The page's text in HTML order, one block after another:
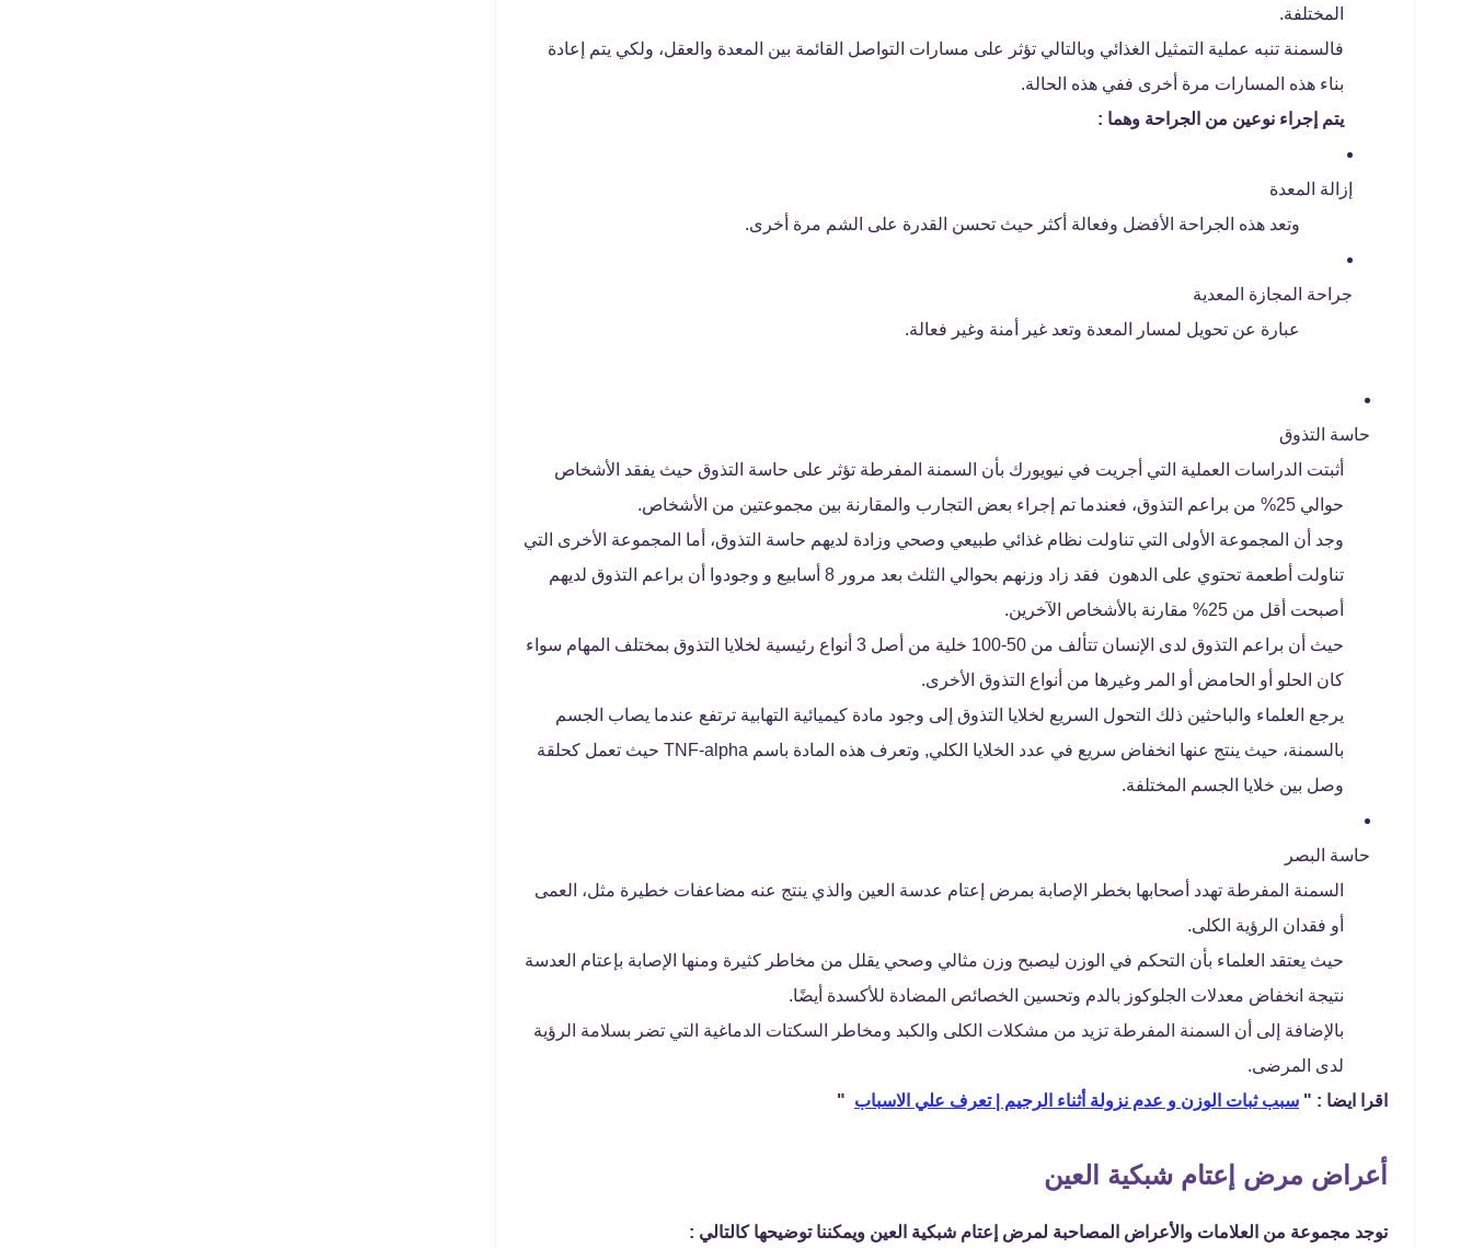
المختلفة.
فالسمنة تنبه عملية التمثيل الغذائي وبالتالي تؤثر على مسارات التواصل القائمة بين المعدة والعقل، ولكي يتم إعادة
بناء هذه المسارات مرة أخرى ففي هذه الحالة.
يتم إجراء نوعين من الجراحة وهما :
إزالة المعدة
وتعد هذه الجراحة الأفضل وفعالة أكثر حيث تحسن القدرة على الشم مرة أخرى.
جراحة المجازة المعدية
عبارة عن تحويل لمسار المعدة وتعد غير أمنة وغير فعالة.
حاسة التذوق
أثبتت الدراسات العملية التي أجريت في نيويورك بأن السمنة المفرطة تؤثر على حاسة التذوق حيث يفقد الأشخاص
حوالي 25% من براعم التذوق، فعندما تم إجراء بعض التجارب والمقارنة بين مجموعتين من الأشخاص.
وجد أن المجموعة الأولى التي تناولت نظام غذائي طبيعي وصحي وزادة لديهم حاسة التذوق، أما المجموعة الأخرى التي
تناولت أطعمة تحتوي على الدهون فقد زاد وزنهم بحوالي الثلث بعد مرور 8 أسابيع و وجودوا أن براعم التذوق لديهم
أصبحت أقل من 25% مقارنة بالأشخاص الآخرين.
حيث أن براعم التذوق لدى الإنسان تتألف من 50-100 خلية من أصل 3 أنواع رئيسية لخلايا التذوق بمختلف المهام سواء
كان الحلو أو الحامض أو المر وغيرها من أنواع التذوق الأخرى.
يرجع العلماء والباحثين ذلك التحول السريع لخلايا التذوق إلى وجود مادة كيميائية التهابية ترتفع عندما يصاب الجسم
بالسمنة، حيث ينتج عنها انخفاض سريع في عدد الخلايا الكلي, وتعرف هذه المادة باسم TNF-alpha حيث تعمل كحلقة
وصل بين خلايا الجسم المختلفة.
حاسة البصر
السمنة المفرطة تهدد أصحابها بخطر الإصابة بمرض إعتام عدسة العين والذي ينتج عنه مضاعفات خطيرة مثل، العمى
أو فقدان الرؤية الكلى.
حيث يعتقد العلماء بأن التحكم في الوزن ليصبح وزن مثالي وصحي يقلل من مخاطر كثيرة ومنها الإصابة بإعتام العدسة
نتيجة انخفاض معدلات الجلوكوز بالدم وتحسين الخصائص المضادة للأكسدة أيضًا.
بالإضافة إلى أن السمنة المفرطة تزيد من مشكلات الكلى والكبد ومخاطر السكتات الدماغية التي تضر بسلامة الرؤية
لدى المرضى.
اقرا ايضا : " سبب ثبات الوزن و عدم نزولة أثناء الرجيم | تعرف علي الاسباب "
أعراض مرض إعتام شبكية العين
توجد مجموعة من العلامات والأعراض المصاحبة لمرض إعتام شبكية العين ويمكننا توضيحها كالتالي :